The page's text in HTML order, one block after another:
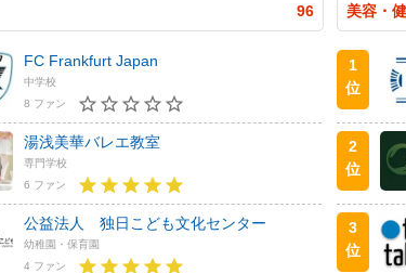
96
FC Frankfurt Japan
中学校
8 ファン
湯浅美華バレエ教室
専門学校
6 ファン
公益法人 独日こども文化センター
幼稚園・保育園
4 ファン
美容・
1
位
2
位
3
位